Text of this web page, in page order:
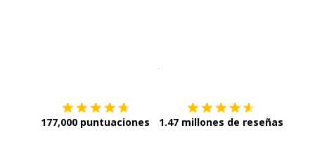
177,000 puntuaciones 1.47 millones de reseñas